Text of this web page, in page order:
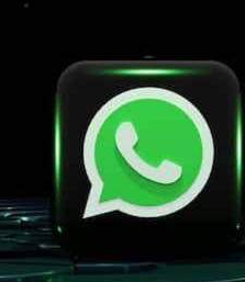
మెరుగుపరచడానికి
కోసం QR
ఎవరితోనైనా సులభంగా